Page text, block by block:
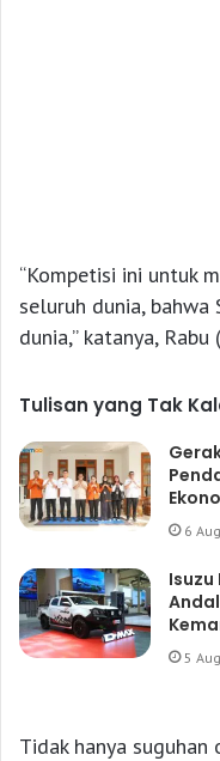
“Kompetisi ini untuk
seluruh dunia, bahwa
dunia,” katanya,
Tulisan yang Tak
6
Isuzu
5
Tidak hanya